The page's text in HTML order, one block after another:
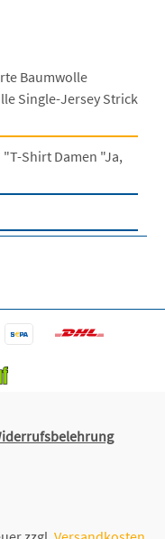
Baumwolle
Single-Jersey Strick
Shirt Damen "Ja,